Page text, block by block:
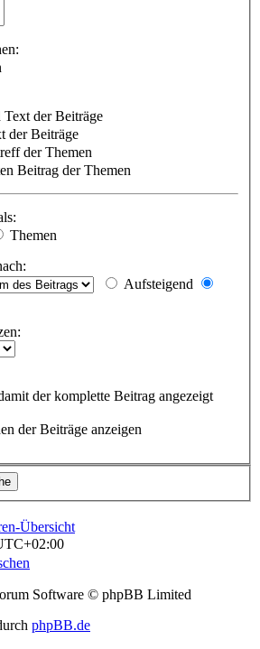
der Beiträge
der Beiträge
der Themen
Beitrag der Themen
Themen
Aufsteigend
der komplette Beitrag angezeigt
der Beiträge anzeigen
Übersicht
Software © phpBB Limited
phpBB.de